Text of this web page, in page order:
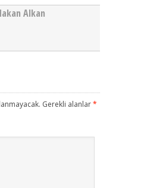
Alkan
Gerekli alanlar*